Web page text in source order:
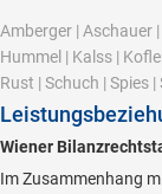
Amberger | Aschauer |
Hummel | Kalss |
Rust | Schuch | Spies |
Wiener
Im Zusammenhang